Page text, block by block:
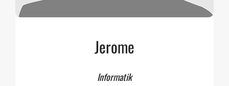
Jerome
Informatik